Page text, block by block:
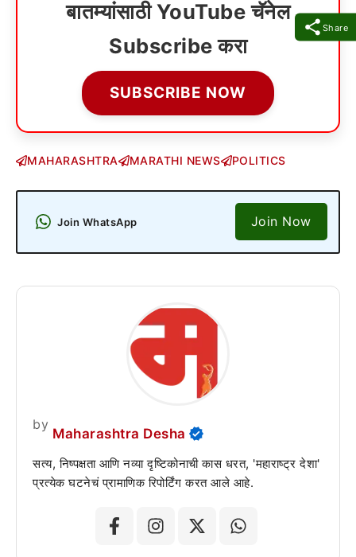
Share
बातम्यांसाठी YouTube चॅनेल
Subscribe करा
SUBSCRIBE NOW
MAHARASHTRA MARATHI NEWS POLITICS
Join WhatsApp Join Now
by
Maharashtra Desha
सत्य, निष्पक्षता आणि नव्या दृष्टिकोनाची कास धरत, 'महाराष्ट्र देशा'
प्रत्येक घटनेचं प्रामाणिक रिपोर्टिंग करत आले आहे.